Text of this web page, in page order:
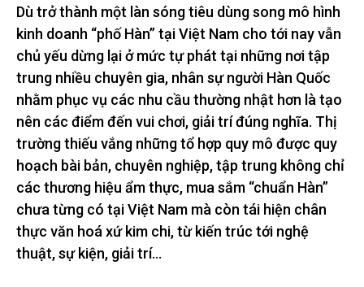
Dù trở thành một làn sóng tiêu dùng song mô hình
kinh doanh “phố Hàn” tại Việt Nam cho tới nay vẫn
chủ yếu dừng lại ở mức tự phát tại những nơi tập
trung nhiều chuyên gia, nhân sự người Hàn Quốc
nhằm phục vụ các nhu cầu thường nhật hơn là tạo
nên các điểm đến vui chơi, giải trí đúng nghĩa. Thị
trường thiếu vắng những tổ hợp quy mô được quy
hoạch bài bản, chuyên nghiệp, tập trung không chỉ
các thương hiệu ẩm thực, mua sắm “chuẩn Hàn”
chưa từng có tại Việt Nam mà còn tái hiện chân
thực văn hoá xứ kim chi, từ kiến trúc tới nghệ
thuật, sự kiện, giải trí…